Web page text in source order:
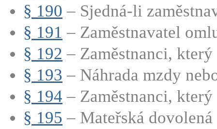
§ 190 – Sjedná-li
§ 191 – Zaměstnavatel
§ 192 – Zaměstnanci,
§ 193 – Náhrada mzdy
§ 194 – Zaměstnanci,
§ 195 – Mateřská dovolená